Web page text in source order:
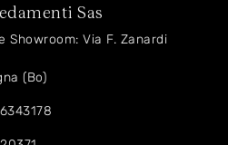
Sas
Showroom: Via F. Zanardi
(Bo)